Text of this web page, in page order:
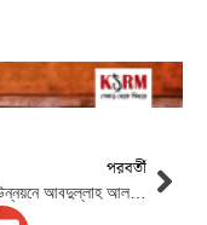
পরবর্তী
চট্টগ্রামের উন্নয়নে আবদুল্লাহ আল নোমানের অবদান চিরস্মরণীয় : মেয়র শাহাদাত